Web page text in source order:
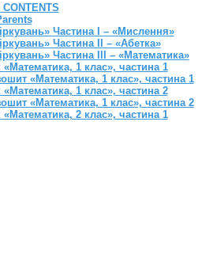
Частина I – «Мислення»
Частина II – «Абетка»
Частина III – «Математика»
«Математика, 1 клас», частина 1
«Математика, 1 клас», частина 1
«Математика, 1 клас», частина 2
«Математика, 1 клас», частина 2
«Математика, 2 клас», частина 1